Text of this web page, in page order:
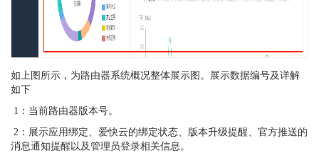
如上图所示，为路由器系统概况整体展示图。展示数据编号及详解
如下
1 ：当前路由器版本号。
2 ：展示应用绑定、爱快云的绑定状态、版本升级提醒、官方推送的
消息通知提醒以及管理员登录相关信息。